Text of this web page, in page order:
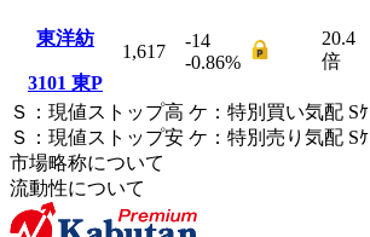
東洋紡
3101 東P
1,617
-14
-0.86%
20.4
倍
Ｓ ： 現値ストップ高 ケ ： 特別買い気配 Sｹ
Ｓ ： 現値ストップ安 ケ ： 特別売 り 気配 Sｹ
市場略称について
流動性について